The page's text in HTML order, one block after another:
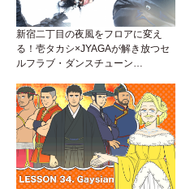
新宿二丁目の夜風をフロアに変え
る！壱タカシ×JYAGAが解き放つセ
ルフラブ・ダンスチューン